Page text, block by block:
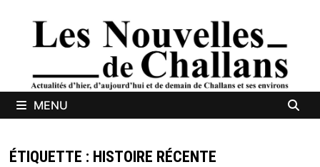
MENU
ÉTIQUETTE : HISTOIRE RÉCENTE